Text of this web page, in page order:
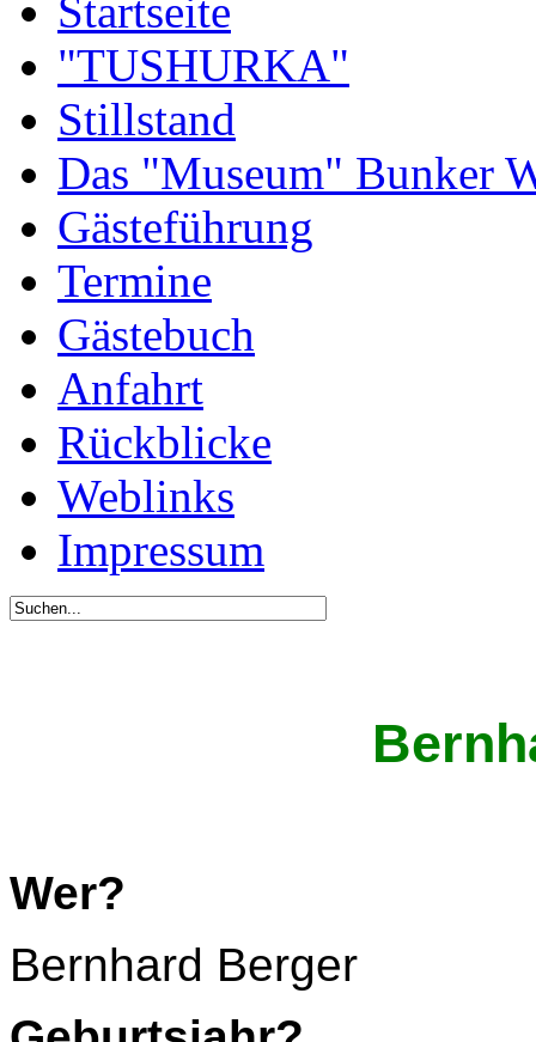
Startseite
"TUSHURKA"
Stillstand
Das "Museum" Bunker
Gästeführung
Termine
Gästebuch
Anfahrt
Rückblicke
Weblinks
Impressum
Wer?
Bernhard Berger